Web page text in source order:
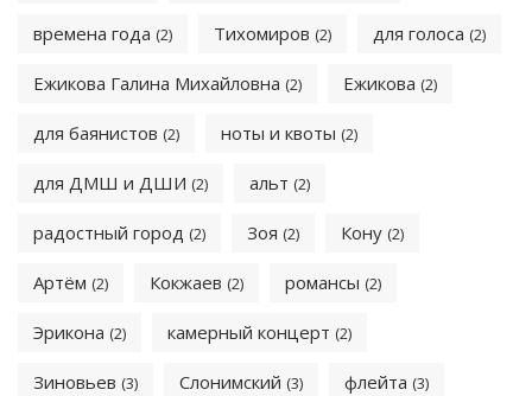
времена года (2) Тихомиров (2) для голоса (2)
Ежикова Галина Михайловна (2) Ежикова (2)
для баянистов (2) ноты и квоты (2)
для ДМШ и ДШИ (2) альт (2)
радостный город (2) Зоя (2) Кону (2)
Артём (2) Кокжаев (2) романсы (2)
Эрикона (2) камерный концерт (2)
Зиновьев (3) Слонимский (3) флейта (3)